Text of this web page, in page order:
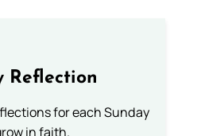
Reflection
for each Sunday
in faith.